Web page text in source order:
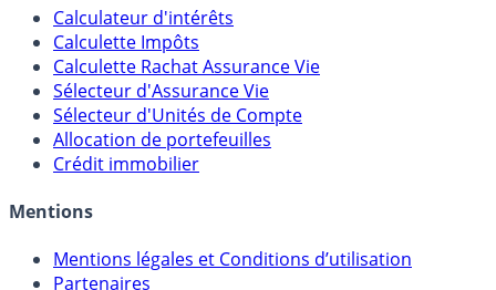
Outils
Calculateur d'intérêts
Calculette Impôts
Calculette Rachat Assurance Vie
Sélecteur d'Assurance Vie
Sélecteur d'Unités de Compte
Crédit immobilier
Mentions